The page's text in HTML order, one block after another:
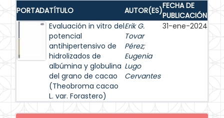
PORTADATÍTULO AUTOR(ES)FECHA DE
PUBLICACIÓN
Evaluación in vitro del
potencial
antihipertensivo de
hidrolizados de
albúmina y globulina
del grano de cacao
(Theobroma cacao
L. var. Forastero)
Erik G.
Tovar
Pérez;
Eugenia
Lugo
Cervantes
31-ene-2024